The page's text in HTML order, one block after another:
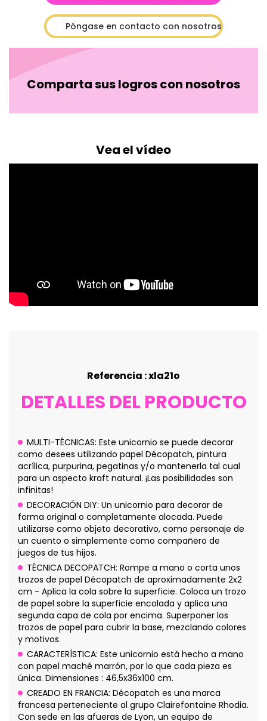
Póngase en contacto con nosotros
Comparta sus logros con nosotros
Vea el vídeo
Referencia : xla21o
DETALLES DEL PRODUCTO
MULTI-TÉCNICAS: Este unicornio se puede decorar
como desees utilizando papel Décopatch, pintura
acrílica, purpurina, pegatinas y/o mantenerla tal cual
para un aspecto kraft natural. ¡Las posibilidades son
infinitas!
DECORACIÓN DIY: Un unicornio para decorar de
forma original o completamente alocada. Puede
utilizarse como objeto decorativo, como personaje de
un cuento o simplemente como compañero de
juegos de tus hijos.
TÉCNICA DECOPATCH: Rompe a mano o corta unos
trozos de papel Décopatch de aproximadamente 2x2
cm - Aplica la cola sobre la superficie. Coloca un trozo
de papel sobre la superficie encolada y aplica una
segunda capa de cola por encima. Superponer los
trozos de papel para cubrir la base, mezclando colores
y motivos.
CARACTERÍSTICA: Este unicornio está hecho a mano
con papel maché marrón, por lo que cada pieza es
única. Dimensiones : 46,5x36x100 cm.
CREADO EN FRANCIA: Décopatch es una marca
francesa perteneciente al grupo Clairefontaine Rhodia.
Con sede en las afueras de Lyon, un equipo de